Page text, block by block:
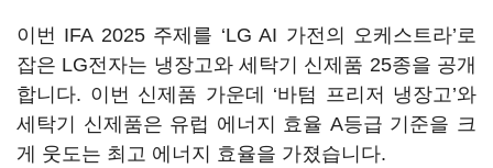
이번 IFA 2025 주제를 ‘LG AI 가전의 오케스트라’로
잡은 LG전자는 냉장고와 세탁기 신제품 25종을 공개
합니다. 이번 신제품 가운데 ‘바텀 프리저 냉장고’와
세탁기 신제품은 유럽 에너지 효율 A등급 기준을 크
게 웃도는 최고 에너지 효율을 가졌습니다.